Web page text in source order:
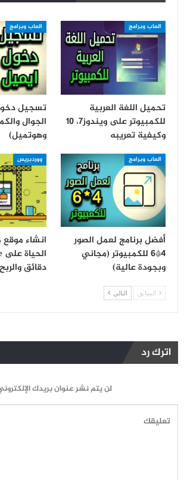
العاب وبرامج
تحميل اللغة العربية
للكمبيوتر على ويندوز7، 10
وكيفية تعريبه
العاب وبرامج
تسجيل
الجوال
وهوتميل)
العاب وبرامج
أفضل برنامج لعمل الصور
4*6 للكمبيوتر (مجاني
وبجودة عالية)
ووردبريس
انشاء
دقائق
السابق التالي
اترك رد
لن يتم نشر عنوان بريدك